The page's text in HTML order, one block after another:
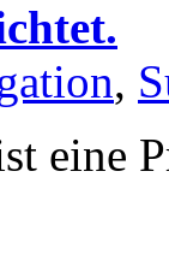
,
eine